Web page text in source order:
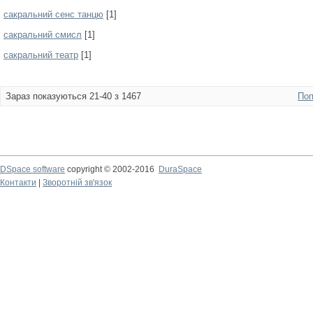
сакральний сенс танцю [1]
сакральний смисл [1]
сакральний театр [1]
Зараз показуються 21-40 з 1467
DSpace software copyright © 2002-2016
DuraSpace
Контакти
Зворотній зв'язок